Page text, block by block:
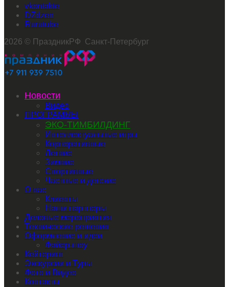
vkontakte
dzen
rutube
2026 © ПраздникРФ Санкт-Петербург
Новости
Видео
ПРОГРАММЫ
ЭКО-ТИМБИЛДИНГ
Интеллектуальные игры
Корпоративные
Летние
Зимние
Спортивные
Частные и детские
О нас
Клиенты
Наши партнеры
Деловые мероприятия
Технические решения
Оформление и идеи
Файер-шоу
Кейтеринг
Экскурсии и Туры
Фото и Видео
Контакты